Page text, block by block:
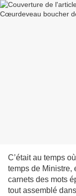
C’était au temps
temps de Ministre,
carnets des mots
tout assemblé